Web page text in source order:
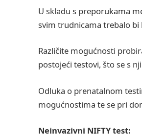
U skladu s preporukama
svim trudnicama trebalo
Različite mogućnosti
postojeći testovi, što se s
Odluka o prenatalnom
mogućnostima te se pri
Neinvazivni NIFTY test: